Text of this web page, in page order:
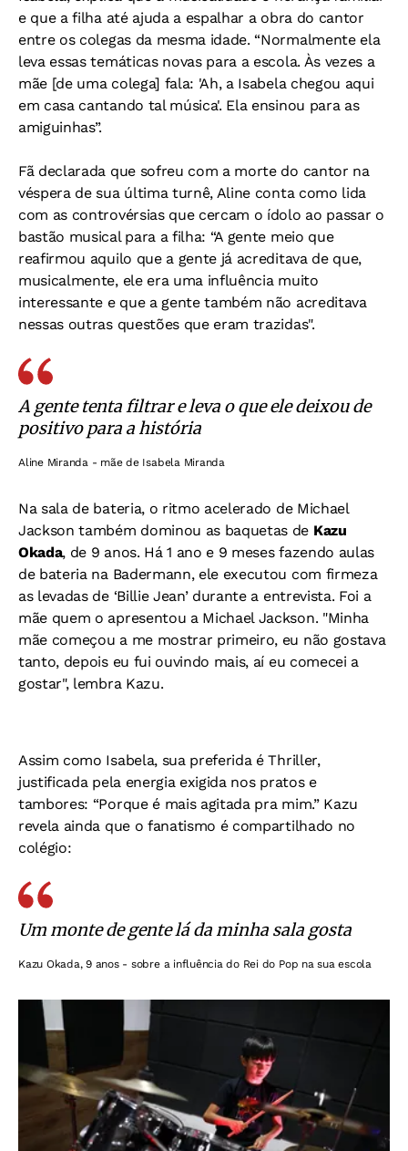
e que a filha até ajuda a espalhar a obra do cantor
entre os colegas da mesma idade. “Normalmente ela
leva essas temáticas novas para a escola. Às vezes a
mãe [de uma colega] fala: 'Ah, a Isabela chegou aqui
em casa cantando tal música'. Ela ensinou para as
amiguinhas”.
Fã declarada que sofreu com a morte do cantor na
véspera de sua última turnê, Aline conta como lida
com as controvérsias que cercam o ídolo ao passar o
bastão musical para a filha: “A gente meio que
reafirmou aquilo que a gente já acreditava de que,
musicalmente, ele era uma influência muito
interessante e que a gente também não acreditava
nessas outras questões que eram trazidas".
A gente tenta filtrar e leva o que ele deixou de
positivo para a história
Aline Miranda - mãe de Isabela Miranda
Na sala de bateria, o ritmo acelerado de Michael
Jackson também dominou as baquetas de Kazu
Okada, de 9 anos. Há 1 ano e 9 meses fazendo aulas
de bateria na Badermann, ele executou com firmeza
as levadas de ‘Billie Jean’ durante a entrevista. Foi a
mãe quem o apresentou a Michael Jackson. "Minha
mãe começou a me mostrar primeiro, eu não gostava
tanto, depois eu fui ouvindo mais, aí eu comecei a
gostar", lembra Kazu.
Assim como Isabela, sua preferida é Thriller,
justificada pela energia exigida nos pratos e
tambores: “Porque é mais agitada pra mim.” Kazu
revela ainda que o fanatismo é compartilhado no
colégio:
Um monte de gente lá da minha sala gosta
Kazu Okada, 9 anos - sobre a influência do Rei do Pop na sua escola